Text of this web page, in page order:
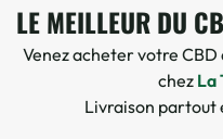
LE MEILLEUR DU
Venez acheter votre
chez La
Livraison partout